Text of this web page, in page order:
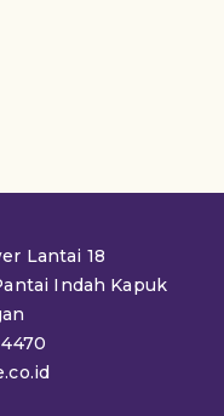
Lantai 18
Indah Kapuk